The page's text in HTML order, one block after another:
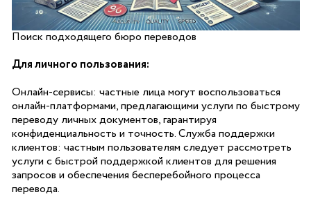
Поиск подходящего бюро переводов
Для личного пользования:
Онлайн-сервисы: частные лица могут воспользоваться
онлайн-платформами, предлагающими услуги по быстрому
переводу личных документов, гарантируя
конфиденциальность и точность. Служба поддержки
клиентов: частным пользователям следует рассмотреть
услуги с быстрой поддержкой клиентов для решения
запросов и обеспечения бесперебойного процесса
перевода.